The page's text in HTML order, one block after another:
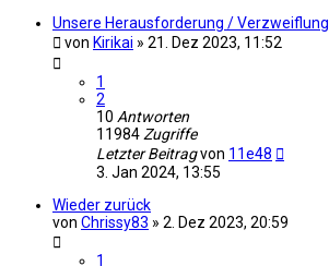
Unsere Herausforderung / Verzweiflung
von Kirikai » 21. Dez 2023, 11:52
1
2
10 Antworten
11984 Zugriffe
Letzter Beitragvon 11e48
3. Jan 2024, 13:55
Wieder zurück
von Chrissy83 » 2. Dez 2023, 20:59
1